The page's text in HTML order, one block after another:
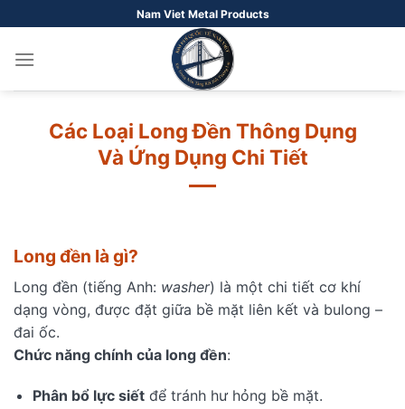
qua
nội
Nam Viet Metal Products
Các Loại Long Đền Thông Dụng
Và Ứng Dụng Chi Tiết
Long đền là gì?
Long đền (tiếng Anh: washer) là một chi tiết cơ khí
dạng vòng, được đặt giữa bề mặt liên kết và bulong –
đai ốc.
Chức năng chính của long đền:
Phân bổ lực siếtđể tránh hư hỏng bề mặt.